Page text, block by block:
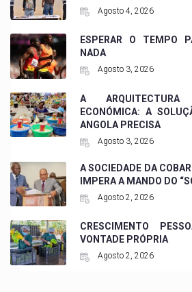
Agosto 4, 2026
ESPERAR O TEMPO
NADA
Agosto 3, 2026
A ARQUITECTURA
ECONÓMICA: A
ANGOLA PRECISA
Agosto 3, 2026
A SOCIEDADE DA
IMPERA A MANDO DO
Agosto 2, 2026
CRESCIMENTO
VONTADE PRÓPRIA
Agosto 2, 2026